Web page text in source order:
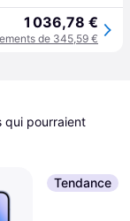
1 036,78 €
de 345,59 €
qui pourraient
Tendance